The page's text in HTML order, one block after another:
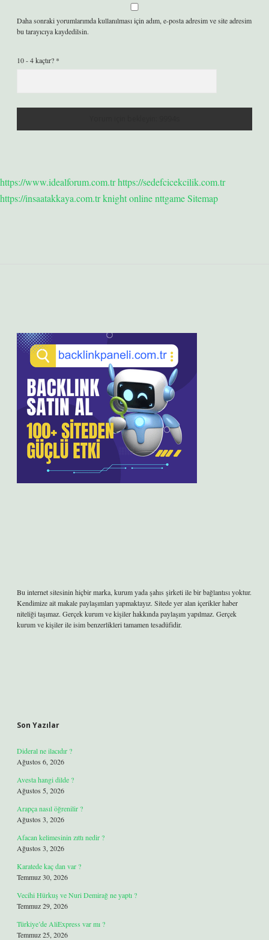
Daha sonraki yorumlarımda kullanılması için adım, e-posta adresim ve site adresim
bu tarayıcıya kaydedilsin.
10 - 4 kaçtır? *
https://www.idealforum.com.trhttps://sedefcicekcilik.com.tr
https://insaatakkaya.com.trknight onlinenttgameSitemap
Bu internet sitesinin hiçbir marka, kurum yada şahıs şirketi ile bir bağlantısı yoktur.
Kendimize ait makale paylaşımları yapmaktayız. Sitede yer alan içerikler haber
niteliği taşımaz. Gerçek kurum ve kişiler hakkında paylaşım yapılmaz. Gerçek
kurum ve kişiler ile isim benzerlikleri tamamen tesadüfidir.
Son Yazılar
Dideral ne ilacıdır ?
Ağustos 6, 2026
Avesta hangi dilde ?
Ağustos 5, 2026
Arapça nasıl öğrenilir ?
Ağustos 3, 2026
Afacan kelimesinin zıttı nedir ?
Ağustos 3, 2026
Karatede kaç dan var ?
Temmuz 30, 2026
Vecihi Hürkuş ve Nuri Demirağ ne yaptı ?
Temmuz 29, 2026
Türkiye’de AliExpress var mı ?
Temmuz 25, 2026